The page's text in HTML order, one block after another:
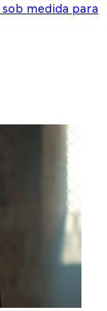
medida para